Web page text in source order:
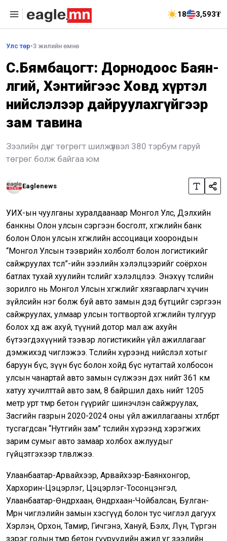
18 3,593₮
Улс төр•3 жилийн өмнө
С.Бямбацогт: Дорнодоос Баян-
Өлгий, Хэнтийгээс Ховд хүртэл
нийслэлээр дайруулахгүйгээр
зам тавина
Зээлийн дүнг төгрөгт шилжүүлвэл 380 тэрбум гаруй
төгрөг болж байгаа юм
Eaglenews
УИХ-ын чуулганы хуралдаанаар Монгол Улс, Дэлхийн
банкны Олон улсын сэргээн босголт, хөгжлийн банк
болон Олон улсын хөгжлийн ассоциаци хоорондын
“Монгол Улсын тээврийн холболт болон логистикийг
сайжруулах төсөл”-ийн зээлийн хэлэлцээрийг соёрхон
батлах тухай хуулийн төслийг хэлэлцлээ. Энэхүү төслийн
зорилго нь Монгол Улсын хөгжлийг хязгаарлагч хүчин
зүйлсийн нэг болж буй авто замын дэд бүтцийг сэргээн
сайжруулах, улмаар улсын тогтвортой хөгжлийн тулгуур
болох хөдөө аж ахуй, түүний дотор мал аж ахуйн
бүтээгдэхүүний тээвэр логистикийн үйл ажиллагааг
дэмжихэд чиглэжээ. Төслийн хүрээнд нийслэл хотыг
баруун бүс, зүүн бүс болон хойд бүс нутагтай холбосон
улсын чанартай авто замын сүлжээн дэх нийт 361 км
хатуу хучилттай авто зам, 8 байршил дахь нийт 1205
метр урт төмөр бетон гүүрийг шинэчлэн сайжруулах,
Засгийн газрын 2020-2024 оны үйл ажиллагааны хөтөлбөрт
тусгагдсан “Нутгийн зам” төслийн хүрээнд хэрэгжих
зарим сумыг авто замаар холбох ажлуудыг
гүйцэтгэхээр төлөвлөжээ.
Улаанбаатар-Арвайхээр, Арвайхээр-Баянхонгор,
Хархорин-Цэцэрлэг, Цэцэрлэг-Тосонцэнгэл,
Улаанбаатар-Өндөрхаан, Өндөрхаан-Чойбалсан, Булган-
Мөрөн чиглэлийн замын хэсгүүд болон тус чиглэл дагуух
Хэрлэн, Орхон, Тамир, Гичгэнэ, Хануй, Бэлх, Лүн, Түргэн
зэрэг голын төмөр бетон гүүрүүдийн ажил уг зээлийн